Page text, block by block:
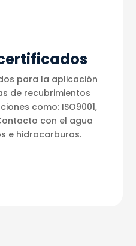
para la aplicación
de recubrimientos
como: ISO9001,
Contacto con el agua
e hidrocarburos.